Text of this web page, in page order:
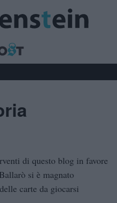
di questo blog in favore
si è magnato
carte da giocarsi